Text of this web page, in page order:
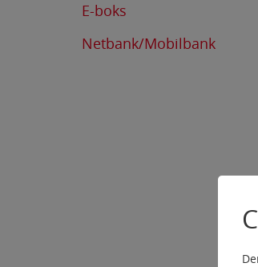
E-boks
Netbank/Mobilbank